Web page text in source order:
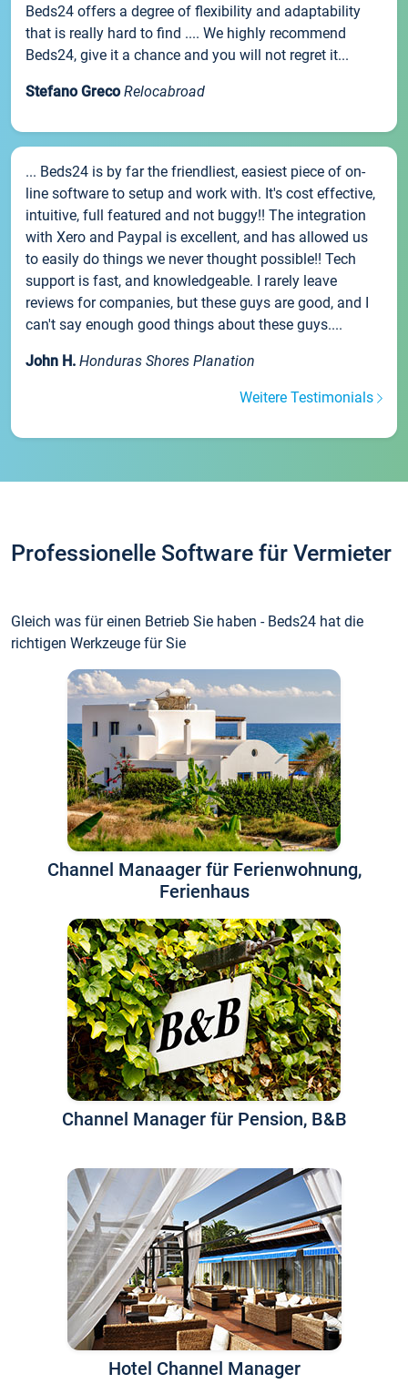
Beds24 offers a degree of flexibility and adaptability
that is really hard to find .... We highly recommend
Beds24, give it a chance and you will not regret it...
Stefano Greco Relocabroad
... Beds24 is by far the friendliest, easiest piece of on-
line software to setup and work with. It's cost effective,
intuitive, full featured and not buggy!! The integration
with Xero and Paypal is excellent, and has allowed us
to easily do things we never thought possible!! Tech
support is fast, and knowledgeable. I rarely leave
reviews for companies, but these guys are good, and I
can't say enough good things about these guys....
John H. Honduras Shores Planation
Weitere Testimonials
Professionelle Software für Vermieter
Gleich was für einen Betrieb Sie haben - Beds24 hat die
richtigen Werkzeuge für Sie
Channel Manaager für Ferienwohnung,
Ferienhaus
Channel Manager für Pension, B&B
Hotel Channel Manager